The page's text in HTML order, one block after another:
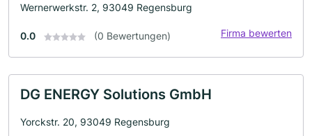
Wernerwerkstr. 2, 93049 Regensburg
0.0 (0 Bewertungen) Firma bewerten
DG ENERGY Solutions GmbH
Yorckstr. 20, 93049 Regensburg